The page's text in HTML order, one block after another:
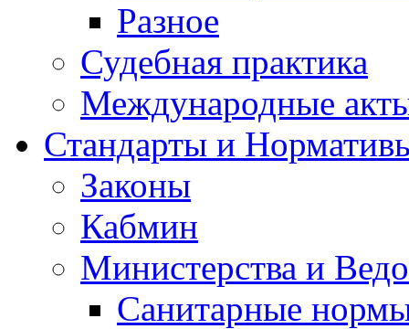
Разное
Судебная практика
Международные
Стандарты и
Законы
Кабмин
Министерства и
Санитарные